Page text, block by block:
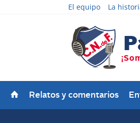
El equipo La
Relatos y comentarios